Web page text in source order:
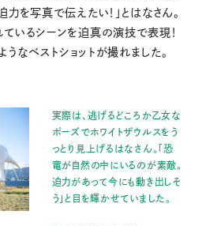
力を写真で伝えたい！」とはなさん。
いるシーンを迫真の演技で表現！
なベストショットが撮れました。
実際は、逃げるどころか乙女な
ポーズでホワイトザウルスをう
っとり見上げるはなさん。「恐
竜が自然の中にいるのが素敵。
迫力があって今にも動き出しそ
う」と目を輝かせていました。